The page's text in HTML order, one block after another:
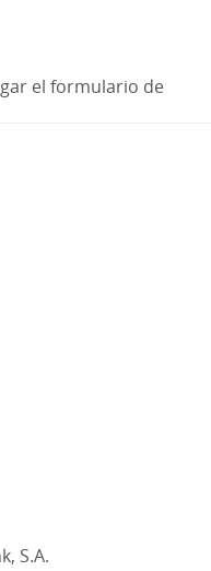
el formulario de
S.A.